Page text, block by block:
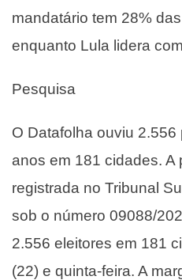
mandatário tem 28%
enquanto Lula lidera
Pesquisa
O Datafolha ouviu
anos em 181 cidades. A
registrada no Tribunal
sob o número 09088/
2.556 eleitores em 181
(22) e quinta-feira. A